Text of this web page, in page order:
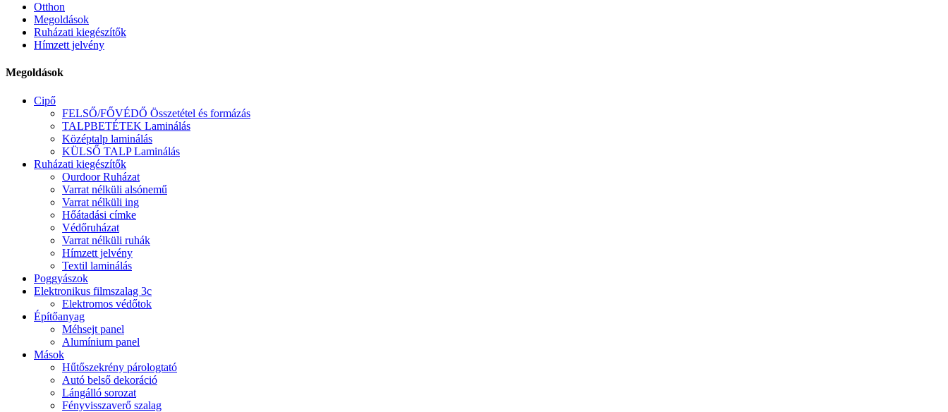
Otthon
Megoldások
Ruházati kiegészítők
Hímzett jelvény
Megoldások
Cipő
FELSŐ/FŐVÉDŐ Összetétel és formázás
TALPBETÉTEK Laminálás
Középtalp laminálás
KÜLSŐ TALP Laminálás
Ruházati kiegészítők
Ourdoor Ruházat
Varrat nélküli alsónemű
Varrat nélküli ing
Hőátadási címke
Védőruházat
Varrat nélküli ruhák
Hímzett jelvény
Textil laminálás
Poggyászok
Elektronikus filmszalag 3c
Elektromos védőtok
Építőanyag
Méhsejt panel
Alumínium panel
Mások
Hűtőszekrény párologtató
Autó belső dekoráció
Lángálló sorozat
Fényvisszaverő szalag